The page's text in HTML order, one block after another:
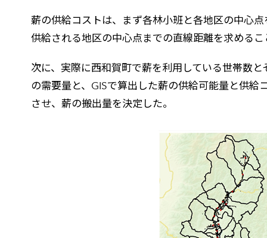
薪の供給コストは、まず各林小班と各地区の中心
供給される地区の中心点までの直線距離を求める
次に、実際に西和賀町で薪を利用している世帯数
の需要量と、GISで算出した薪の供給可能量と供
させ、薪の搬出量を決定した。